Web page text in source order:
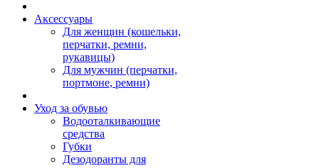
Аксессуары
Для женщин (кошельки,
перчатки, ремни,
рукавицы)
Для мужчин (перчатки,
портмоне, ремни)
Уход за обувью
Водооталкивающие
средства
Губки
Дезодоранты для